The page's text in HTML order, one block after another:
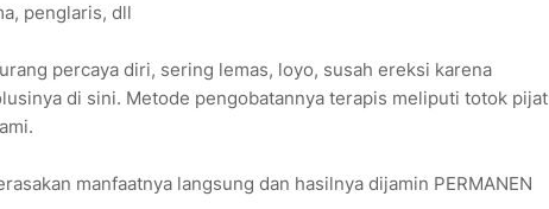
penglaris, dll
percaya diri, sering lemas, loyo, susah ereksi karena
di sini. Metode pengobatannya terapis meliputi totok pijat
manfaatnya langsung dan hasilnya dijamin PERMANEN